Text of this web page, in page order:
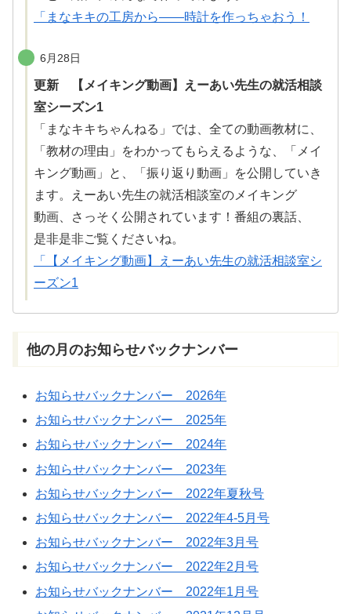
「まなキキの工房から――時計を作っちゃおう！
6月28日
更新 【メイキング動画】えーあい先生の就活相談
室シーズン1
「まなキキちゃんねる」では、 全ての動画教材に、
「 教材の理由 」をわかってもらえるような、「メイ
キング動画 」と、「 振 り 返 り 動画 」を公開 していき
ます。えーあい先生の就活相談室のメイキング
動画 、さっそく 公開 されています！ 番組の裏話
是非是非ご覧 くださいね。
「【メイキング動画】えーあい先生の就活相談室シ
ーズン1
他の月 のお知 らせバックナンバー
お知らせバックナンバー 2026年
お知らせバックナンバー 2025年
お知らせバックナンバー 2024年
お知らせバックナンバー 2023年
お知らせバックナンバー 2022年夏秋号
お知らせバックナンバー 2022年4-5月号
お知らせバックナンバー 2022年3月号
お知らせバックナンバー 2022年2月号
お知らせバックナンバー 2022年1月号